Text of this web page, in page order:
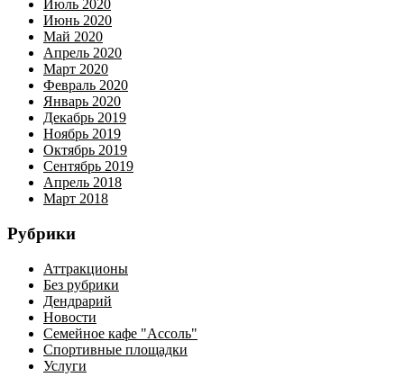
Июль 2020
Июнь 2020
Май 2020
Апрель 2020
Март 2020
Февраль 2020
Январь 2020
Декабрь 2019
Ноябрь 2019
Октябрь 2019
Сентябрь 2019
Апрель 2018
Март 2018
Рубрики
Аттракционы
Без рубрики
Дендрарий
Новости
Семейное кафе "Ассоль"
Спортивные площадки
Услуги